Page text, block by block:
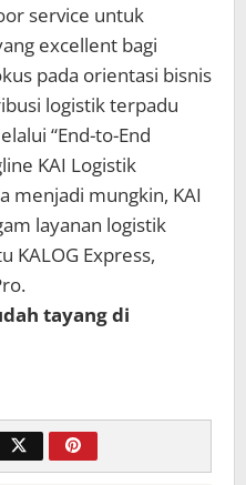
service untuk
excellent bagi
pada orientasi bisnis
logistik terpadu
“End-to-End
KAI Logistik
menjadi mungkin, KAI
layanan logistik
KALOG Express,
tayang di